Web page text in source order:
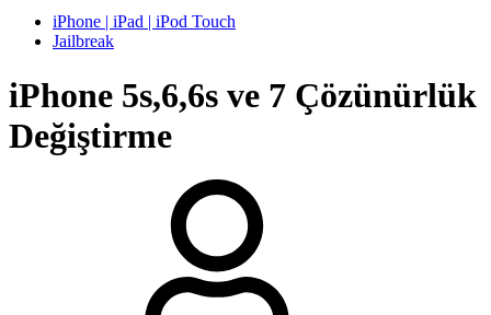
iPhone | iPad | iPod Touch
Jailbreak
iPhone 5s,6,6s ve 7 Çözünürlük
Değiştirme